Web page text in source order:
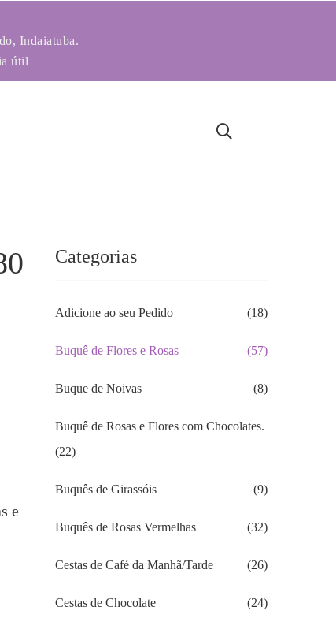
Indaiatuba.
útil
e
Categorias
Adicione ao seu Pedido (18)
Buquê de Flores e Rosas (57)
Buque de Noivas (8)
Buquê de Rosas e Flores com Chocolates.
(22)
Buquês de Girassóis (9)
Buquês de Rosas Vermelhas (32)
Cestas de Café da Manhã/Tarde (26)
Cestas de Chocolate (24)